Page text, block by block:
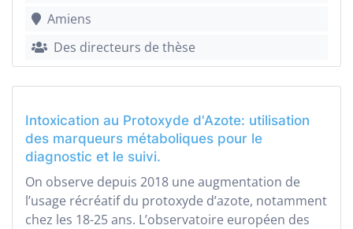
Amiens
Des directeurs de thèse
Intoxication au Protoxyde d'Azote: utilisation
des marqueurs métaboliques pour le
diagnostic et le suivi.
On observe depuis 2018 une augmentation de
l’usage récréatif du protoxyde d’azote, notamment
chez les 18-25 ans. L’observatoire européen des